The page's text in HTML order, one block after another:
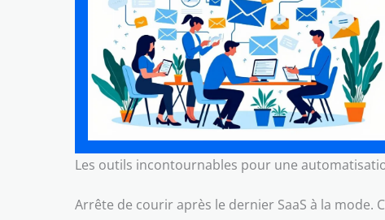
Les outils incontournables pour une
Arrête de courir après le dernier SaaS à la mode.